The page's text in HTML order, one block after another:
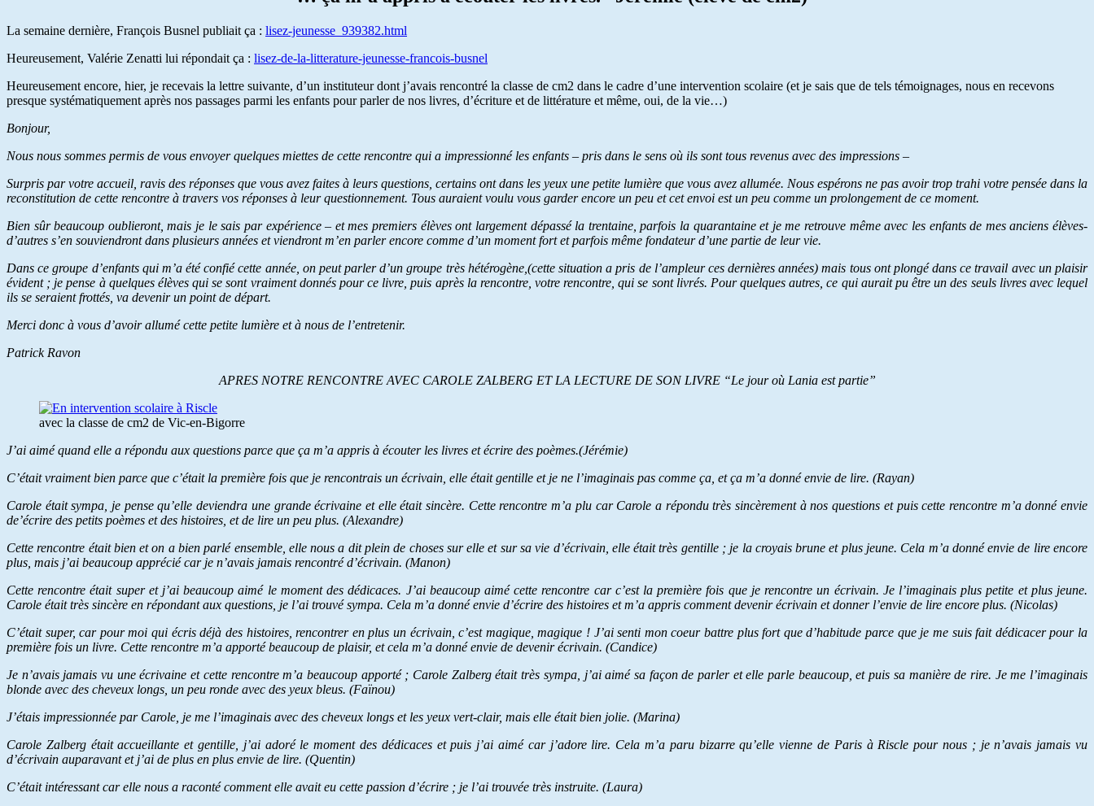
La semaine dernière, François Busnel publiait ça : lisez-jeunesse_939382.html
Heureusement, Valérie Zenatti lui répondait ça : lisez-de-la-litterature-jeunesse-francois-busnel
Heureusement encore, hier, je recevais la lettre suivante, d’un instituteur dont j’avais rencontré la classe de cm2 dans le cadre d’une intervention scolaire (et je sais que de tels témoignages, nous en recevons
presque systématiquement après nos passages parmi les enfants pour parler de nos livres, d’écriture et de littérature et même, oui, de la vie…)
Bonjour,
Nous nous sommes permis de vous envoyer quelques miettes de cette rencontre qui a impressionné les enfants – pris dans le sens où ils sont tous revenus avec des impressions –
Surpris par votre accueil, ravis des réponses que vous avez faites à leurs questions, certains ont dans les yeux une petite lumière que vous avez allumée. Nous espérons ne pas avoir trop trahi votre pensée dans la
reconstitution de cette rencontre à travers vos réponses à leur questionnement. Tous auraient voulu vous garder encore un peu et cet envoi est un peu comme un prolongement de ce moment.
Bien sûr beaucoup oublieront, mais je le sais par expérience – et mes premiers élèves ont largement dépassé la trentaine, parfois la quarantaine et je me retrouve même avec les enfants de mes anciens élèves-
d’autres s’en souviendront dans plusieurs années et viendront m’en parler encore comme d’un moment fort et parfois même fondateur d’une partie de leur vie.
Dans ce groupe d’enfants qui m’a été confié cette année, on peut parler d’un groupe très hétérogène,(cette situation a pris de l’ampleur ces dernières années) mais tous ont plongé dans ce travail avec un plaisir
évident ; je pense à quelques élèves qui se sont vraiment donnés pour ce livre, puis après la rencontre, votre rencontre, qui se sont livrés. Pour quelques autres, ce qui aurait pu être un des seuls livres avec lequel
ils se seraient frottés, va devenir un point de départ.
Merci donc à vous d’avoir allumé cette petite lumière et à nous de l’entretenir.
Patrick Ravon
APRES NOTRE RENCONTRE AVEC CAROLE ZALBERG ET LA LECTURE DE SON LIVRE “Le jour où Lania est partie”
avec la classe de cm2 de Vic-en-Bigorre
J’ai aimé quand elle a répondu aux questions parce que ça m’a appris à écouter les livres et écrire des poèmes.(Jérémie)
C’était vraiment bien parce que c’était la première fois que je rencontrais un écrivain, elle était gentille et je ne l’imaginais pas comme ça, et ça m’a donné envie de lire. (Rayan)
Carole était sympa, je pense qu’elle deviendra une grande écrivaine et elle était sincère. Cette rencontre m’a plu car Carole a répondu très sincèrement à nos questions et puis cette rencontre m’a donné envie
de’écrire des petits poèmes et des histoires, et de lire un peu plus. (Alexandre)
Cette rencontre était bien et on a bien parlé ensemble, elle nous a dit plein de choses sur elle et sur sa vie d’écrivain, elle était très gentille ; je la croyais brune et plus jeune. Cela m’a donné envie de lire encore
plus, mais j’ai beaucoup apprécié car je n’avais jamais rencontré d’écrivain. (Manon)
Cette rencontre était super et j’ai beaucoup aimé le moment des dédicaces. J’ai beaucoup aimé cette rencontre car c’est la première fois que je rencontre un écrivain. Je l’imaginais plus petite et plus jeune.
Carole était très sincère en répondant aux questions, je l’ai trouvé sympa. Cela m’a donné envie d’écrire des histoires et m’a appris comment devenir écrivain et donner l’envie de lire encore plus. (Nicolas)
C’était super, car pour moi qui écris déjà des histoires, rencontrer en plus un écrivain, c’est magique, magique ! J’ai senti mon coeur battre plus fort que d’habitude parce que je me suis fait dédicacer pour la
première fois un livre. Cette rencontre m’a apporté beaucoup de plaisir, et cela m’a donné envie de devenir écrivain. (Candice)
Je n’avais jamais vu une écrivaine et cette rencontre m’a beaucoup apporté ; Carole Zalberg était très sympa, j’ai aimé sa façon de parler et elle parle beaucoup, et puis sa manière de rire. Je me l’imaginais
blonde avec des cheveux longs, un peu ronde avec des yeux bleus. (Faïnou)
J’étais impressionnée par Carole, je me l’imaginais avec des cheveux longs et les yeux vert-clair, mais elle était bien jolie. (Marina)
Carole Zalberg était accueillante et gentille, j’ai adoré le moment des dédicaces et puis j’ai aimé car j’adore lire. Cela m’a paru bizarre qu’elle vienne de Paris à Riscle pour nous ; je n’avais jamais vu
d’écrivain auparavant et j’ai de plus en plus envie de lire. (Quentin)
C’était intéressant car elle nous a raconté comment elle avait eu cette passion d’écrire ; je l’ai trouvée très instruite. (Laura)